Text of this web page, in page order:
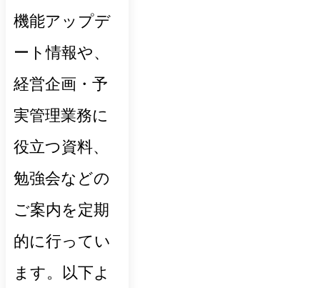
機能アップデ
ート情報や、
経営企画・予
実管理業務に
役立つ資料、
勉強会などの
ご案内を定期
的に行ってい
ます。以下よ